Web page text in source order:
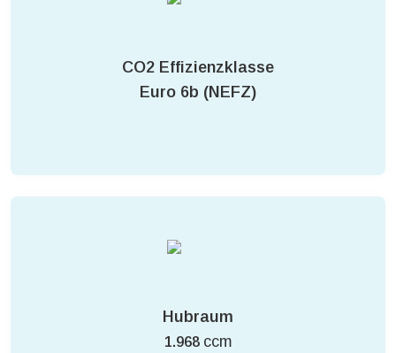
CO2 Effizienzklasse
Euro 6b (NEFZ)
Hubraum
1.968 ccm